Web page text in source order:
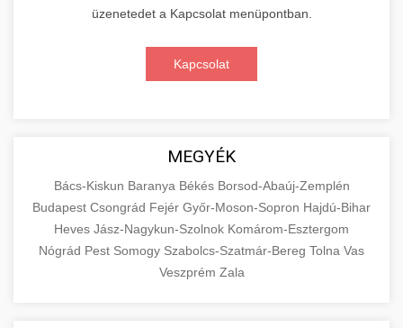
üzenetedet a Kapcsolat menüpontban.
Kapcsolat
MEGYÉK
Bács-Kiskun Baranya Békés Borsod-Abaúj-Zemplén
Budapest Csongrád Fejér Győr-Moson-Sopron Hajdú-Bihar
Heves Jász-Nagykun-Szolnok Komárom-Esztergom
Nógrád Pest Somogy Szabolcs-Szatmár-Bereg Tolna Vas
Veszprém Zala